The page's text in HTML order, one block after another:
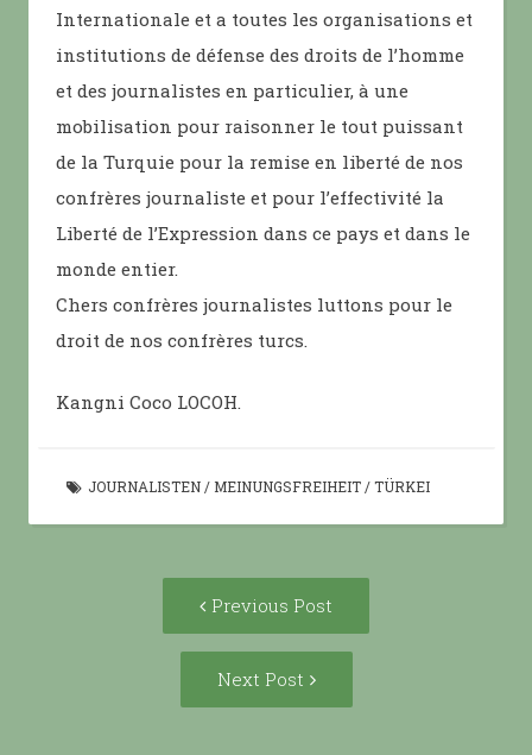
Internationale et a toutes les organisations et
institutions de défense des droits de l’homme
et des journalistes en particulier, à une
mobilisation pour raisonner le tout puissant
de la Turquie pour la remise en liberté de nos
confrères journaliste et pour l’effectivité la
Liberté de l’Expression dans ce pays et dans le
monde entier.
Chers confrères journalistes luttons pour le
droit de nos confrères turcs.
Kangni Coco LOCOH.
JOURNALISTEN/ MEINUNGSFREIHEIT/TÜRKEI
Previous Post
post:
Next Post
Post: